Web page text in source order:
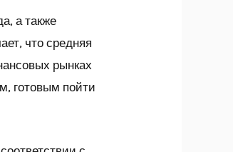
а также
что средняя
рынках
готовым пойти